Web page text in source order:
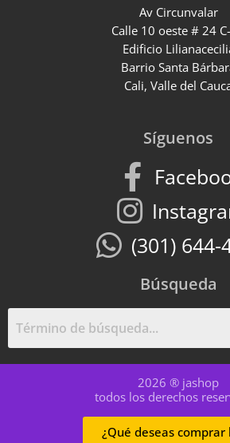
Av Circunvalar
Calle 10 oeste # 24
Edificio
Barrio Santa
Cali, Valle del
Síguenos
(301) 644-
Búsqueda
2026 ® jashop
todos los derechos
¿Qué deseas comprar